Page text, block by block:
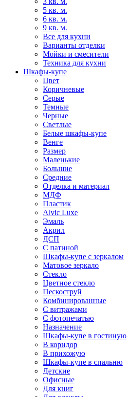
5 кв. м.
6 кв. м.
9 кв. м.
Все для кухни
Варианты отделки
Мойки и смесители
Техника для кухни
Шкафы-купе
Цвет
Коричневые
Серые
Темные
Черные
Светлые
Белые шкафы-купе
Венге
Размер
Маленькие
Большие
Средние
Отделка и материал
МДФ
Пластик
Alvic Luxe
Эмаль
Акрил
ДСП
С патиной
Шкафы-купе с зеркалом
Матовое зеркало
Стекло
Цветное стекло
Пескоструй
Комбинированные
С витражами
С фотопечатью
Назначение
Шкафы-купе в гостиную
В коридор
В прихожую
Шкафы-купе в спальню
Детские
Офисные
Для книг